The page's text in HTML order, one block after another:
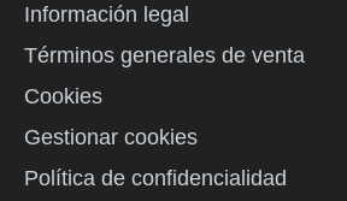
Información legal
Términos generales de venta
Cookies
Gestionar cookies
Política de confidencialidad